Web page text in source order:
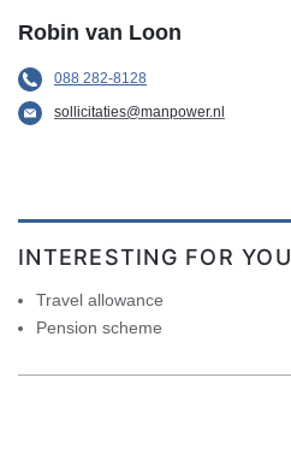
Robin van Loon
088 282-8128
sollicitaties@manpower.nl
INTERESTING FOR YOU
Travel allowance
Pension scheme